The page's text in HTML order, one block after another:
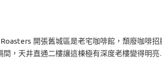
開張舊城區是老宅咖啡館，頹廢咖啡
間，天井直通二樓讓這棟極有深度老樓變得明